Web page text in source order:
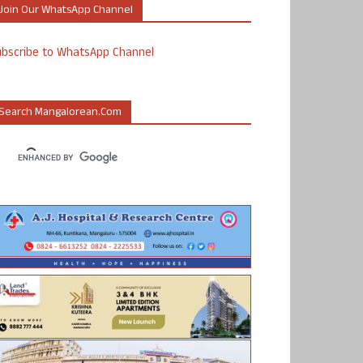
Our WhatsApp Channel
to WhatsApp Channel
Mangalorean.com